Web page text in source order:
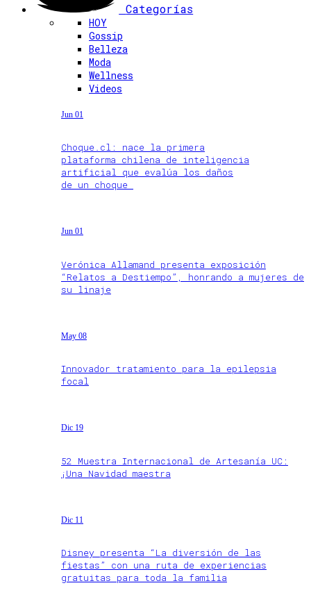
Categorías
HOY
Gossip
Belleza
Moda
Wellness
Videos
Jun 01
Choque.cl: nace la primera
plataforma chilena de inteligencia
artificial que evalúa los daños
de un choque
Jun 01
Verónica Allamand presenta exposición
“Relatos a Destiempo”, honrando a mujeres de
su linaje
May 08
Innovador tratamiento para la epilepsia
focal
Dic 19
52 Muestra Internacional de Artesanía UC:
¡Una Navidad maestra
Dic 11
Disney presenta “La diversión de las
fiestas” con una ruta de experiencias
gratuitas para toda la familia